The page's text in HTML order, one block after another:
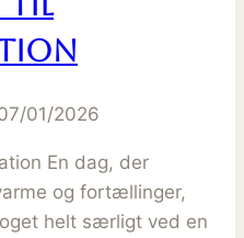
01/2026
En dag, der
og fortællinger,
helt særligt ved en